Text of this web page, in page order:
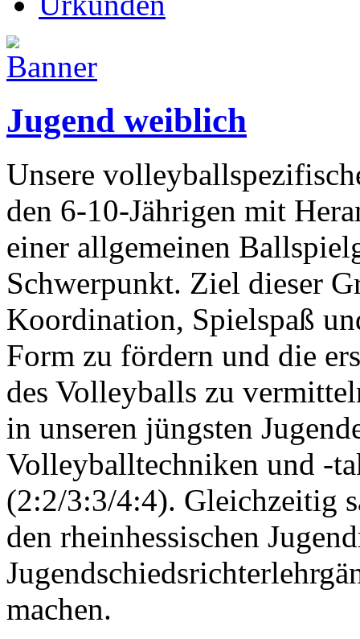
Jugend weiblich
Unsere
den 6-10-Jährigen mit
einer allgemeinen
Schwerpunkt. Ziel dieser
Koordination, Spielspaß
Form zu fördern und die
des Volleyballs zu
in unseren jüngsten
Volleyballtechniken und -
(2:2/3:3/4:4). Gleichzeitig
den rheinhessischen
machen.